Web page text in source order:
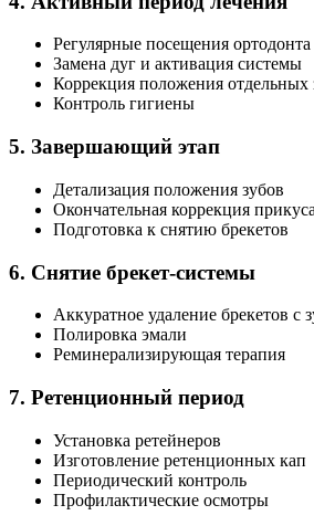
Регулярные посещения ортодонта
Замена дуг и активация системы
Коррекция положения отдельных
Контроль гигиены
5. Завершающий этап
Детализация положения зубов
Окончательная коррекция прикуса
Подготовка к снятию брекетов
6. Снятие брекет-системы
Аккуратное удаление брекетов с
Полировка эмали
Реминерализирующая терапия
7. Ретенционный период
Установка ретейнеров
Изготовление ретенционных кап
Периодический контроль
Профилактические осмотры